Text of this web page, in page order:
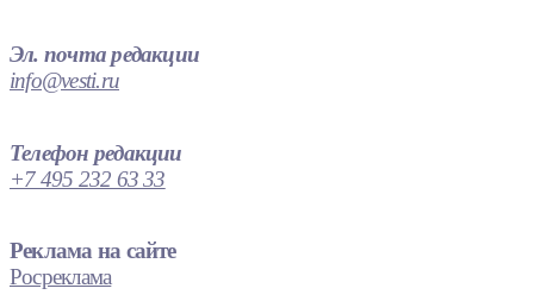
Эл. почта редакции
info@vesti.ru
Телефон редакции
+7 495 232 63 33
Реклама на сайте
Росреклама